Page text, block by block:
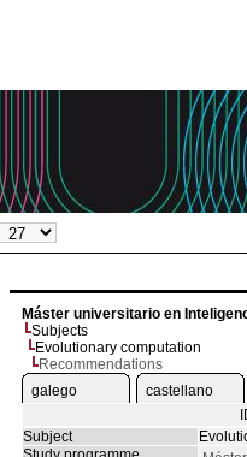
Máster universitario en
Subjects
Evolutionary computation
Recommendations
galego
castellano
Subject